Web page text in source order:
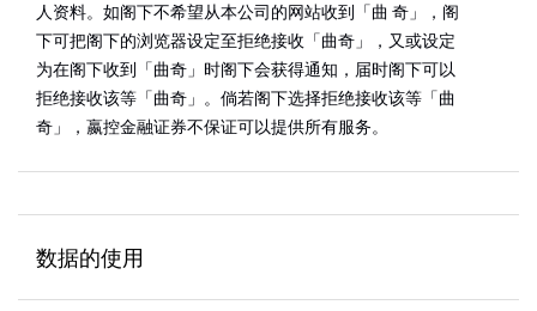
人资料。如阁下不希望从本公司的网站收到「曲 奇」，阁
下可把阁下的浏览器设定至拒绝接收「曲奇」，又或设定
为在阁下收到「曲奇」时阁下会获得通知，届时阁下可以
拒绝接收该等「曲奇」。倘若阁下选择拒绝接收该等「曲
奇」，嬴控金融证券不保证可以提供所有服务。
数据的使用